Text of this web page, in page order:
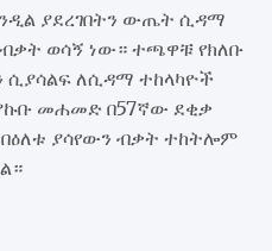
ያደረገበትን ውጤት ሲዳማ
ወሳኝ ነው። ተጫዋቹ የክለቡ
ሲያሳልፍ ለሲዳማ ተከላካዮች
መሐመድ በ57ኛው ደቂቃ
ያሳየውን ብቃት ተከትሎም